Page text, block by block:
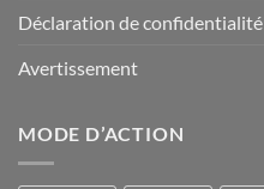
Déclaration de confidentialité
Avertissement
MODE D’ACTION